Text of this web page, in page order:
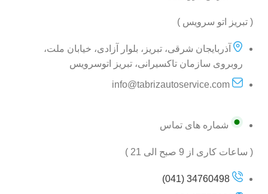
( تبریز اتو سرویس )
آذربایجان شرقی، تبریز، بلوار آزادی، خیابان ملت،
روبروی سازمان تاکسیرانی، تبریز اتوسرویس
info@tabrizautoservice.com
شماره های تماس
( ساعات کاری از 9 صبح الی 21 )
34760498 (041)